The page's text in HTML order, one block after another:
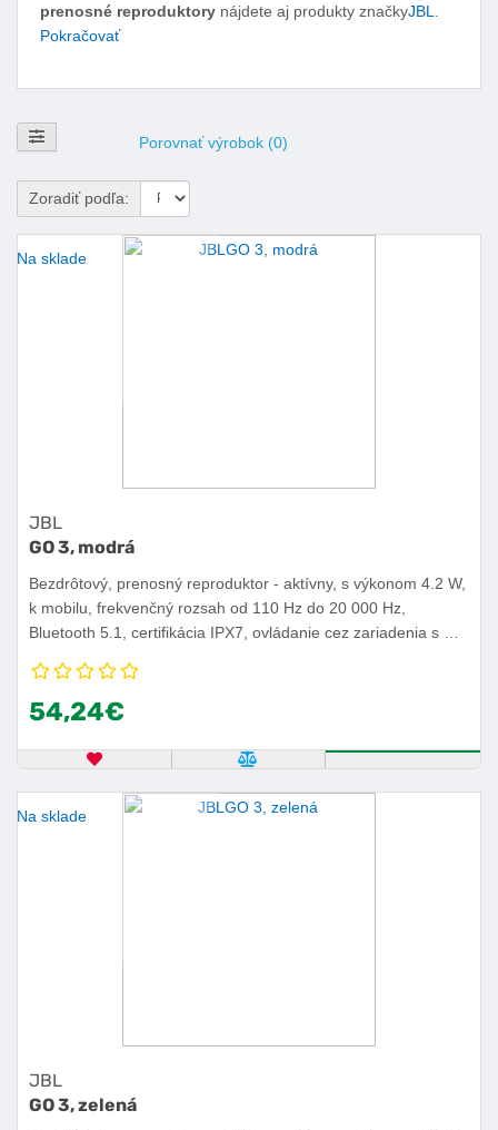
prenosné reproduktory nájdete aj produkty značkyJBL
Pokračovať
Zobraziť filtre Porovnať výrobok (0)
Zoradiť podľa:
Na sklade
JBL
GO 3, modrá
Bezdrôtový, prenosný reproduktor - aktívny, s výkonom 4.2 W,
k mobilu, frekvenčný rozsah od 110 Hz do 20 000 Hz,
Bluetooth 5.1, certifikácia IPX7, ovládanie cez zariadenia s OS
54,24€
OBĽÚBENÝ PRODUKT POROVNAŤ PRODUKT
Na sklade
JBL
GO 3, zelená